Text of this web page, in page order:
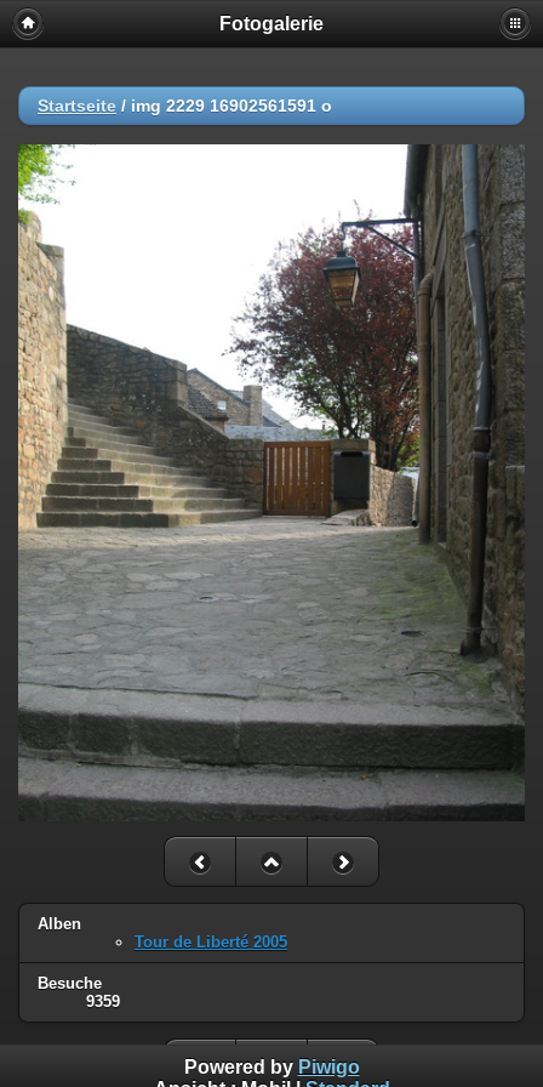
Fotogalerie
Startseite / img 2229 16902561591 o
Alben
Tour de Liberté 2005
Besuche
9359
Powered by Piwigo